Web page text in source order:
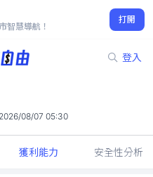
智慧導航！
打開
登入
2026/08/07 05:30
獲利能力 安全性分析